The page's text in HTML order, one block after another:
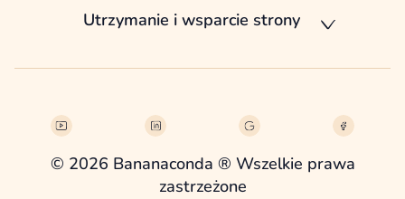
Utrzymanie i wsparcie strony
© 2026 Bananaconda ® Wszelkie prawa
zastrzeżone